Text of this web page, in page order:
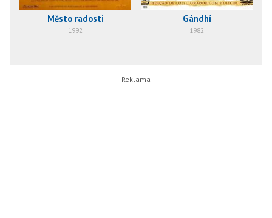
Město radosti
1992
Gándhí
1982